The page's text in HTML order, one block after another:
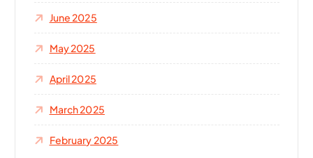
June 2025
May 2025
April 2025
March 2025
February 2025